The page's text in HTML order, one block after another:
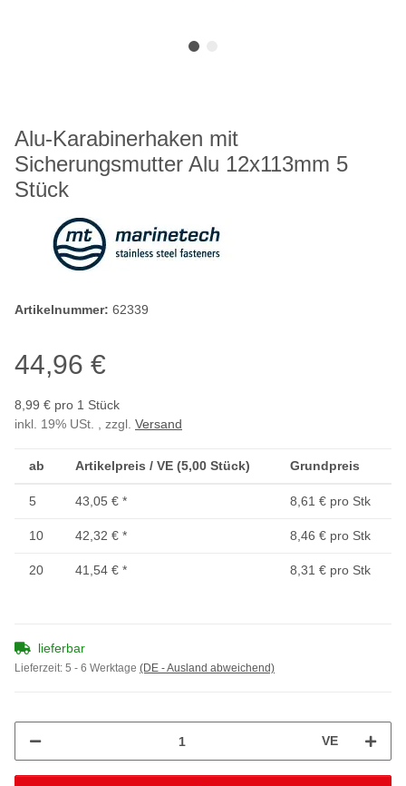
Alu-Karabinerhaken mit
Sicherungsmutter Alu 12x113mm 5
Stück
Artikelnummer: 62339
44,96 €
8,99 € pro 1 Stück
inkl. 19% USt. , zzgl. Versand
ab Artikelpreis / VE (5,00 Stück) Grundpreis
5 43,05 € * 8,61 € pro Stk
10 42,32 € * 8,46 € pro Stk
20 41,54 € * 8,31 € pro Stk
lieferbar
Lieferzeit: 5 - 6 Werktage (DE - Ausland abweichend)
VE